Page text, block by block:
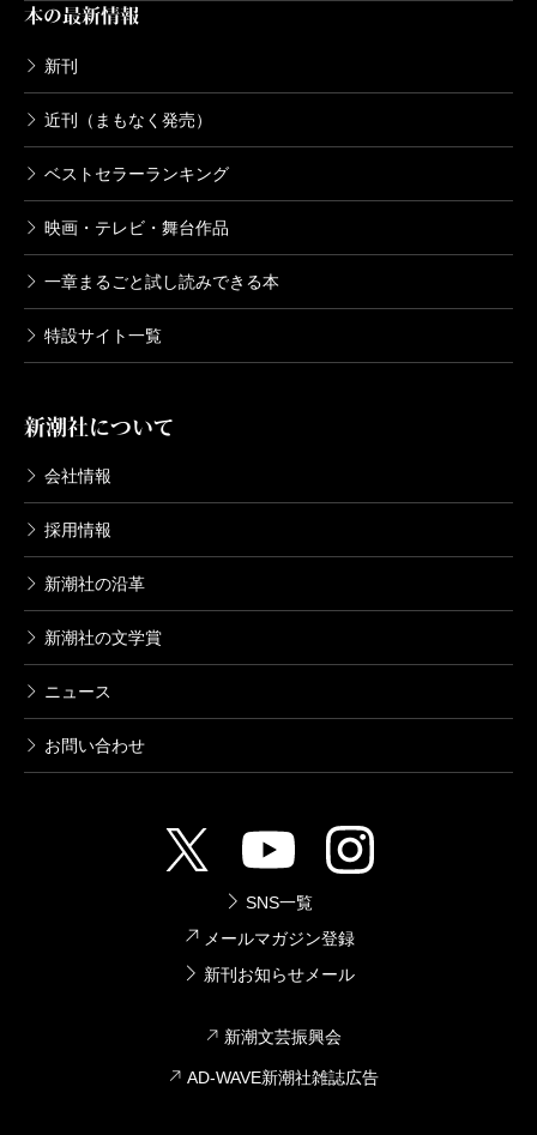
本の最新情報
新刊
近刊（まもなく発売）
ベストセラーランキング
映画・テレビ・舞台作品
一章まるごと試し読みできる本
特設サイト一覧
新潮社について
会社情報
採用情報
新潮社の沿革
新潮社の文学賞
ニュース
お問い合わせ
SNS一覧
メールマガジン登録
新刊お知らせメール
新潮文芸振興会
AD-WAVE新潮社雑誌広告